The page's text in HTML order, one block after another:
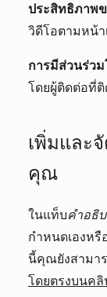
ประสิทธิภาพ
วิดีโอตามหน้า
การมีส่วนร่ว
โดยผู้ติดต่อที่ติ
เพิ่มและ
คุณ
ในแท็บคำอธิ
กำหนดเองหรื
นี้คุณยังสามา
โดยตรงบนคลิ